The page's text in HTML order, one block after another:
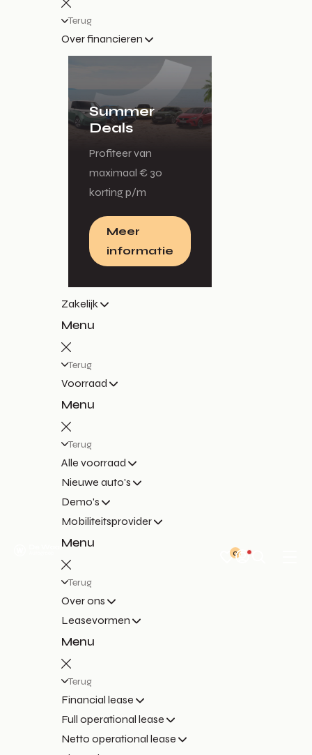
Terug
Over financieren
Summer
Deals
Profiteer van
maximaal € 30
korting p/m
Meer
informatie
Zakelijk
Menu
Terug
Voorraad
Menu
Terug
Alle voorraad
Nieuwe auto's
Demo's
Mobiliteitsprovider
Menu
Terug
Over ons
Leasevormen
Menu
Terug
Financial lease
Full operational lease
Netto operational lease
0